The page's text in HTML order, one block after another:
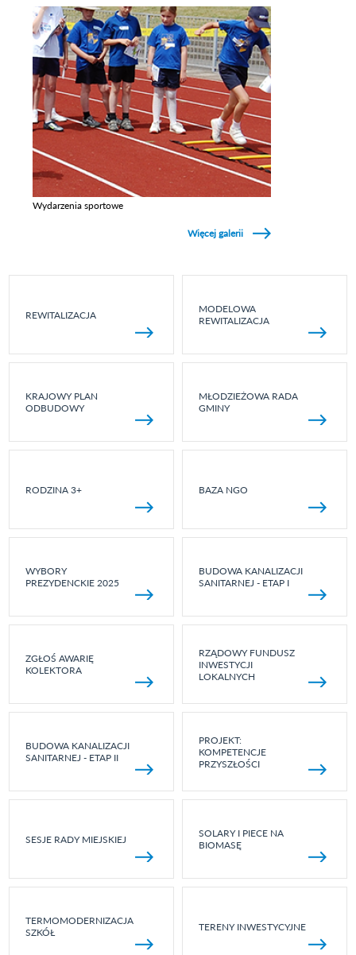
Wydarzenia sportowe
Więcej galerii
REWITALIZACJA
MODELOWA
REWITALIZACJA
KRAJOWY PLAN
ODBUDOWY
MŁODZIEŻOWA RADA
GMINY
RODZINA 3+ BAZA NGO
WYBORY
PREZYDENCKIE 2025
BUDOWA KANALIZACJI
SANITARNEJ - ETAP I
ZGŁOŚ AWARIĘ
KOLEKTORA
RZĄDOWY FUNDUSZ
INWESTYCJI
LOKALNYCH
BUDOWA KANALIZACJI
SANITARNEJ - ETAP II
PROJEKT:
KOMPETENCJE
PRZYSZŁOŚCI
SESJE RADY MIEJSKIEJ
SOLARY I PIECE NA
BIOMASĘ
TERMOMODERNIZACJA
SZKÓŁ
TERENY INWESTYCYJNE